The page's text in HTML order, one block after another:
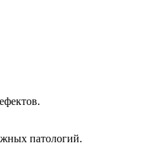
патологий.